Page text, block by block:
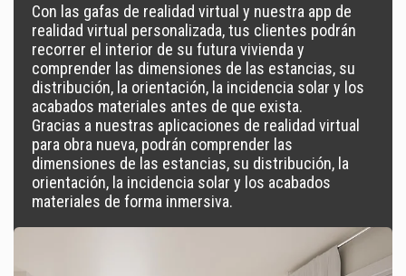
Con las gafas de realidad virtual y nuestra app de
realidad virtual personalizada, tus clientes podrán
recorrer el interior de su futura vivienda y
comprender las dimensiones de las estancias, su
distribución, la orientación, la incidencia solar y los
acabados materiales antes de que exista.
Gracias a nuestras aplicaciones de realidad virtual
para obra nueva, podrán comprender las
dimensiones de las estancias, su distribución, la
orientación, la incidencia solar y los acabados
materiales de forma inmersiva.